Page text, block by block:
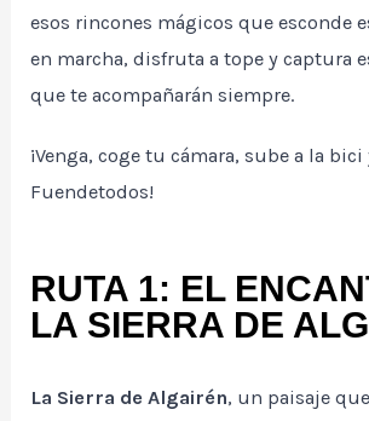
esos rincones mágicos que esconde
en marcha, disfruta a tope y captura
que te acompañarán siempre.
¡Venga, coge tu cámara, sube a la
Fuendetodos!
RUTA 1: EL
LA SIERRA DE
La Sierra de Algairén, un paisaje